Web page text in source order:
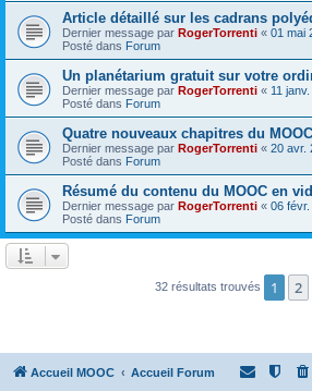
Article détaillé sur les cadrans
Dernier message par RogerTorrenti « 01 mai
Posté dans Forum
Un planétarium gratuit sur votre
Dernier message par RogerTorrenti « 11
Posté dans Forum
Quatre nouveaux chapitres du MOOC
Dernier message par RogerTorrenti « 20 avr.
Posté dans Forum
Résumé du contenu du MOOC en
Dernier message par RogerTorrenti « 06
Posté dans Forum
32 résultats trouvés 1 2
Accueil MOOC Accueil Forum